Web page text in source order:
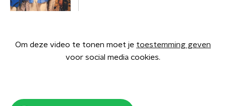
Om deze video te tonen moet je toestemming geven
voor social media cookies.